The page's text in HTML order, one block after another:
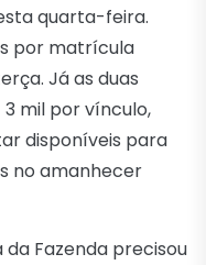
quarta-feira.
por matrícula
Já as duas
mil por vínculo,
disponíveis para
no amanhecer
Fazenda precisou